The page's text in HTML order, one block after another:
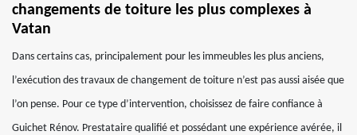
changements de toiture les plus complexes à
Vatan
Dans certains cas, principalement pour les immeubles les plus anciens,
l’exécution des travaux de changement de toiture n’est pas aussi aisée que
l’on pense. Pour ce type d’intervention, choisissez de faire confiance à
Guichet Rénov. Prestataire qualifié et possédant une expérience avérée, il